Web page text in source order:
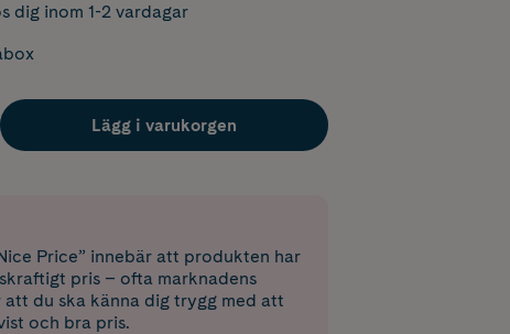
dig inom 1-2 vardagar
Lägg i varukorgen
Price” innebär att produkten har
pris – ofta marknadens
du ska känna dig trygg med att
och bra pris.